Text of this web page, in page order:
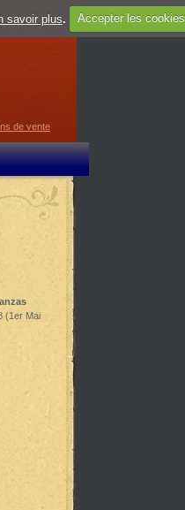
savoir plus. Accepter les cookies
▼
de vente
(1er Mai